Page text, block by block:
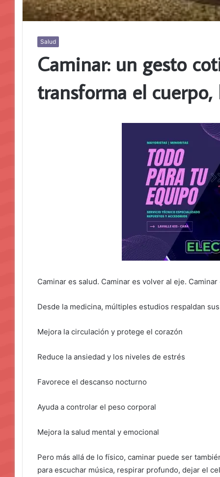
Salud
Caminar: un gesto
transforma el
Caminar es salud. Caminar es volver al eje.
Desde la medicina, múltiples estudios respaldan
Mejora la circulación y protege el corazón
Reduce la ansiedad y los niveles de estrés
Favorece el descanso nocturno
Ayuda a controlar el peso corporal
Mejora la salud mental y emocional
Pero más allá de lo físico, caminar puede ser
para escuchar música, respirar profundo, dejar el